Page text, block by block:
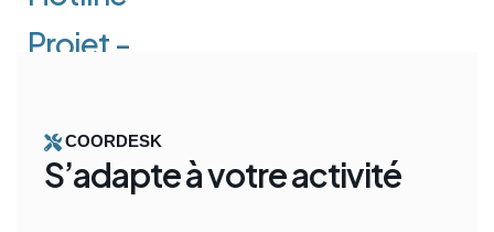
Projet -
COORDESK
S’adapte à votre activité